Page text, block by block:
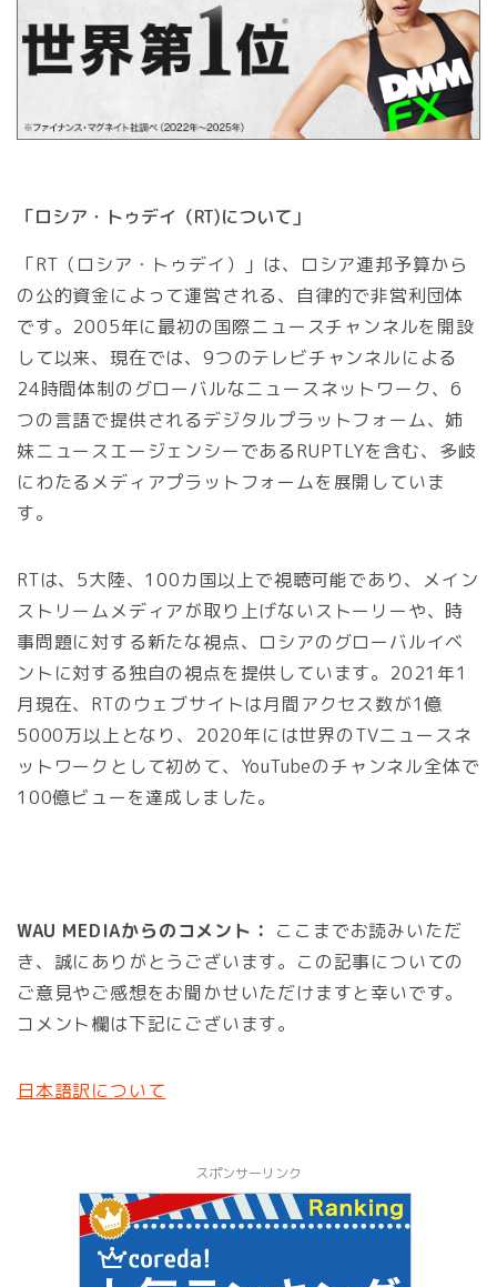
「ロシア・トゥデイ（RT)について」
「RT（ロシア・トゥデイ）」は、ロシア連邦予算から
の公的資金によって運営される、自律的で非営利団体
です。2005年に最初の国際ニュースチャンネルを開設
して以来、現在では、9つのテレビチャンネルによる
24時間体制のグローバルなニュースネットワーク、6
つの言語で提供されるデジタルプラットフォーム、姉
妹ニュースエージェンシーであるRUPTLYを含む、多岐
にわたるメディアプラットフォームを展開していま
す。
RTは、5大陸、100カ国以上で視聴可能であり、メイン
ストリームメディアが取り上げないストーリーや、時
事問題に対する新たな視点、ロシアのグローバルイベ
ントに対する独自の視点を提供しています。2021年1
月現在、RTのウェブサイトは月間アクセス数が1億
5000万以上となり、2020年には世界のTVニュースネ
ットワークとして初めて、YouTubeのチャンネル全体で
100億ビューを達成しました。
WAU MEDIAからのコメント： ここまでお読みいただ
き、誠にありがとうございます。この記事についての
ご意見やご感想をお聞かせいただけますと幸いです。
コメント欄は下記にございます。
日本語訳について
スポンサーリンク